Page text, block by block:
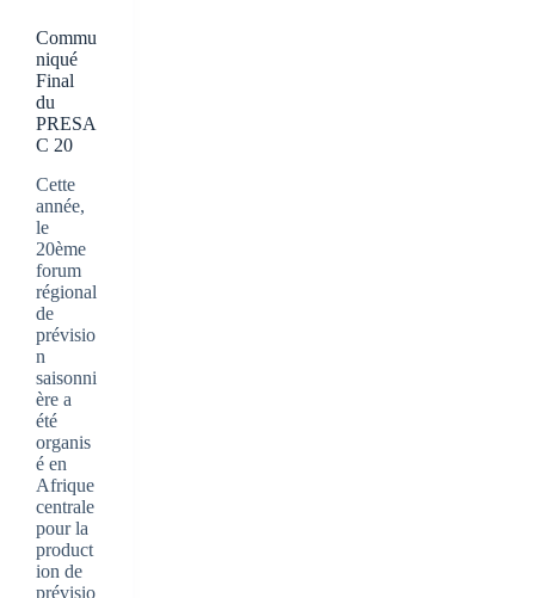
Commu
niqué
Final
du
PRESA
C 20
Cette
année,
le
20ème
forum
régional
de
prévisio
n
saisonni
ère a
été
organis
é en
Afrique
centrale
pour la
product
ion de
prévisio